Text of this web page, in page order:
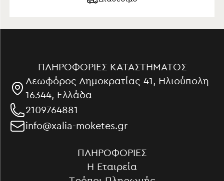
ΠΛΗΡΟΦΟΡΊΕΣ ΚΑΤΑΣΤΉΜΑΤΟΣ
Λεωφόρος Δημοκρατίας 41, Ηλιούπολη
16344, Ελλάδα
2109764881
info@xalia-moketes.gr
ΠΛΗΡΟΦΟΡΊΕΣ
Η Εταιρεία